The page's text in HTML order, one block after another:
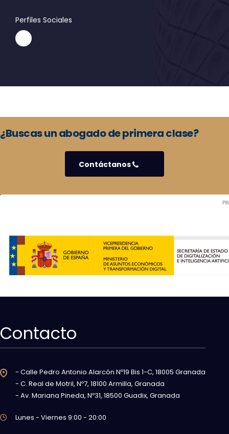
Perfiles Sociales
¿Buscas un abogado de primera clase?
Contáctanos
Contacto
- Calle Pedro Antonio Alarcón Nº19 Bis 1-C, 18005 Granada
- C. Real de Motril, Nº7, 18100 Armilla, Granada
- Av. Mariana Pineda, Nº31, 18500 Guadix, Granada
Lunes - Viernes 9:00 - 20:00